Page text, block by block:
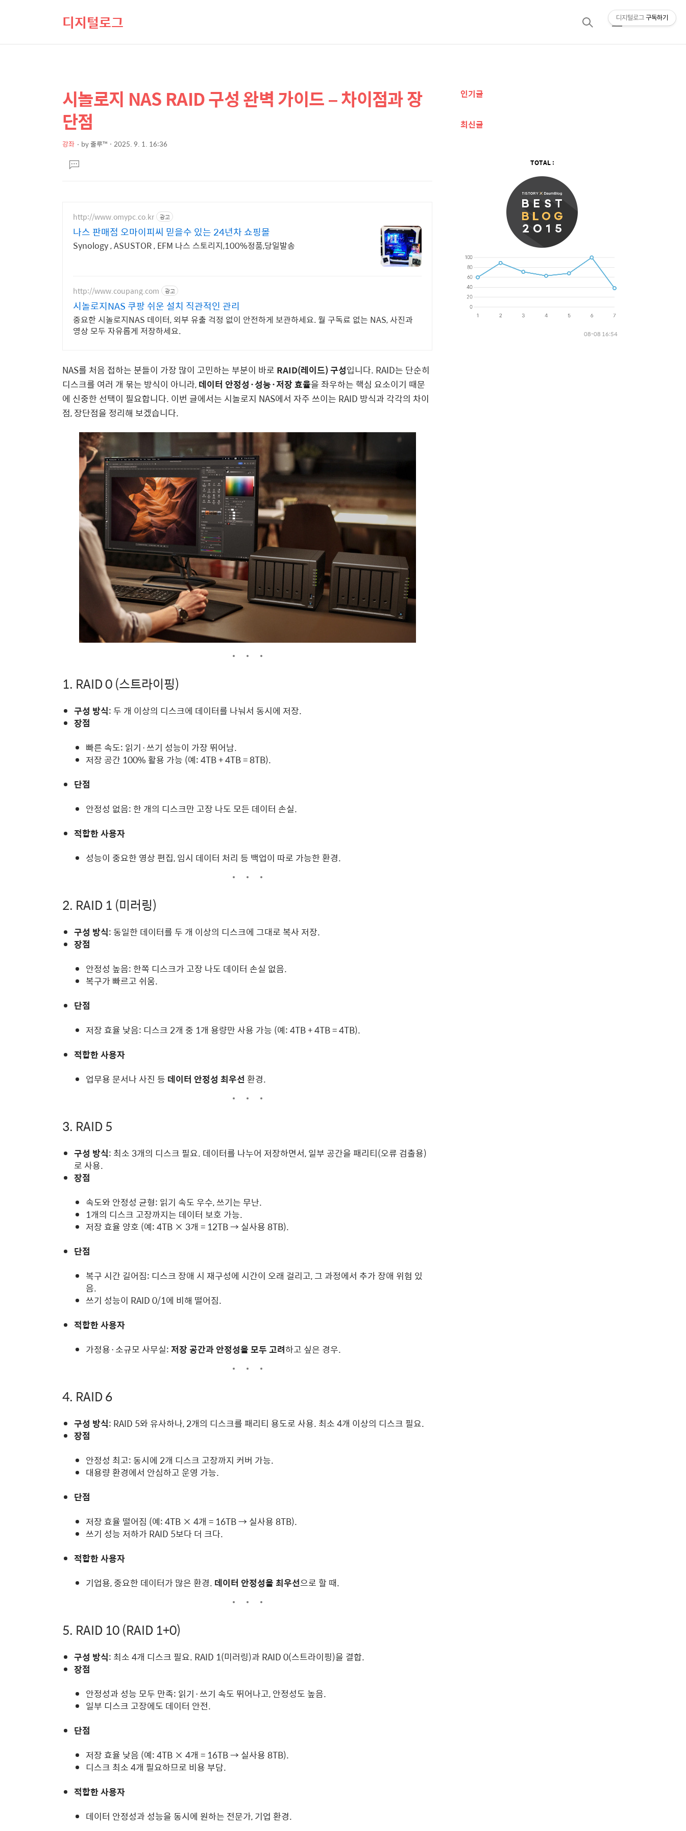
디지털로그
검
메
상
컨
텐
본
문
제
목
시놀로지 NAS RAID 구성 완벽 가이드 – 차이점과 장
단점
강좌 by줄루™ 2025. 9. 1. 16:36
문댓
글
http://www.omypc.co.kr 광고
나스 판매점 오마이피씨 믿을수 있는 24년차 쇼핑몰
Synology , ASUSTOR , EFM 나스 스토리지,100%정품,당일발송
http://www.coupang.com 광고
시놀로지NAS 쿠팡 쉬운 설치 직관적인 관리
중요한 시놀로지NAS 데이터, 외부 유출 걱정 없이 안전하게 보관하세요. 월 구독료 없는 NAS, 사진과
영상 모두 자유롭게 저장하세요.
NAS를 처음 접하는 분들이 가장 많이 고민하는 부분이 바로 RAID(레이드) 구성입니다. RAID는 단순히
디스크를 여러 개 묶는 방식이 아니라,데이터 안정성·성능·저장 효율을 좌우하는 핵심 요소이기 때문
에 신중한 선택이 필요합니다. 이번 글에서는 시놀로지 NAS에서 자주 쓰이는 RAID 방식과 각각의 차이
점, 장단점을 정리해 보겠습니다.
1. RAID 0 (스트라이핑)
구성 방식: 두 개 이상의 디스크에 데이터를 나눠서 동시에 저장.
장점
빠른 속도: 읽기·쓰기 성능이 가장 뛰어남.
저장 공간 100% 활용 가능 (예: 4TB + 4TB = 8TB).
단점
안정성 없음: 한 개의 디스크만 고장 나도 모든 데이터 손실.
적합한 사용자
성능이 중요한 영상 편집, 임시 데이터 처리 등 백업이 따로 가능한 환경.
2. RAID 1 (미러링)
구성 방식: 동일한 데이터를 두 개 이상의 디스크에 그대로 복사 저장.
장점
안정성 높음: 한쪽 디스크가 고장 나도 데이터 손실 없음.
복구가 빠르고 쉬움.
단점
저장 효율 낮음: 디스크 2개 중 1개 용량만 사용 가능 (예: 4TB + 4TB = 4TB).
적합한 사용자
업무용 문서나 사진 등 데이터 안정성 최우선 환경.
3. RAID 5
구성 방식: 최소 3개의 디스크 필요. 데이터를 나누어 저장하면서, 일부 공간을 패리티(오류 검출용)
로 사용.
장점
속도와 안정성 균형: 읽기 속도 우수, 쓰기는 무난.
1개의 디스크 고장까지는 데이터 보호 가능.
저장 효율 양호 (예: 4TB × 3개 = 12TB → 실사용 8TB).
단점
복구 시간 길어짐: 디스크 장애 시 재구성에 시간이 오래 걸리고, 그 과정에서 추가 장애 위험 있
음.
쓰기 성능이 RAID 0/1에 비해 떨어짐.
적합한 사용자
가정용·소규모 사무실:저장 공간과 안정성을 모두 고려하고 싶은 경우.
4. RAID 6
구성 방식: RAID 5와 유사하나, 2개의 디스크를 패리티 용도로 사용. 최소 4개 이상의 디스크 필요.
장점
안정성 최고: 동시에 2개 디스크 고장까지 커버 가능.
대용량 환경에서 안심하고 운영 가능.
단점
저장 효율 떨어짐 (예: 4TB × 4개 = 16TB → 실사용 8TB).
쓰기 성능 저하가 RAID 5보다 더 크다.
적합한 사용자
기업용, 중요한 데이터가 많은 환경. 데이터 안정성을 최우선으로 할 때.
5. RAID 10 (RAID 1+0)
구성 방식: 최소 4개 디스크 필요. RAID 1(미러링)과 RAID 0(스트라이핑)을 결합.
장점
안정성과 성능 모두 만족: 읽기·쓰기 속도 뛰어나고, 안정성도 높음.
일부 디스크 고장에도 데이터 안전.
단점
저장 효율 낮음 (예: 4TB × 4개 = 16TB → 실사용 8TB).
디스크 최소 4개 필요하므로 비용 부담.
적합한 사용자
데이터 안정성과 성능을 동시에 원하는 전문가, 기업 환경.
추
정
인기글
최신글
TOTAL :
08-08 16:54
디지털로그 구독하기